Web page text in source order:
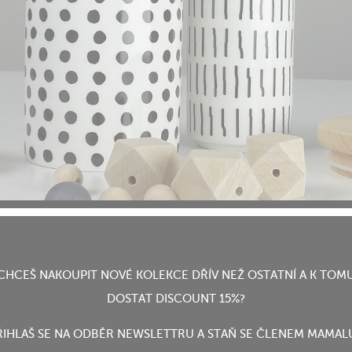
NAKOUPIT NOVÉ KOLEKCE DŘÍV NEŽ OSTATNÍ A K
DOSTAT DISCOUNT 15%?
SE NA ODBĚR NEWSLETTRU A STAŇ SE ČLENEM